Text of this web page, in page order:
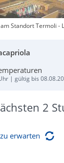
Standort Termoli -
| gültig bis
2
erwarten